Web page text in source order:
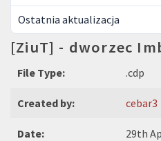
Ostatnia aktualizacja
[ZiuT] - dworzec
File Type: .cdp
Created by: cebar3
Date: 29th